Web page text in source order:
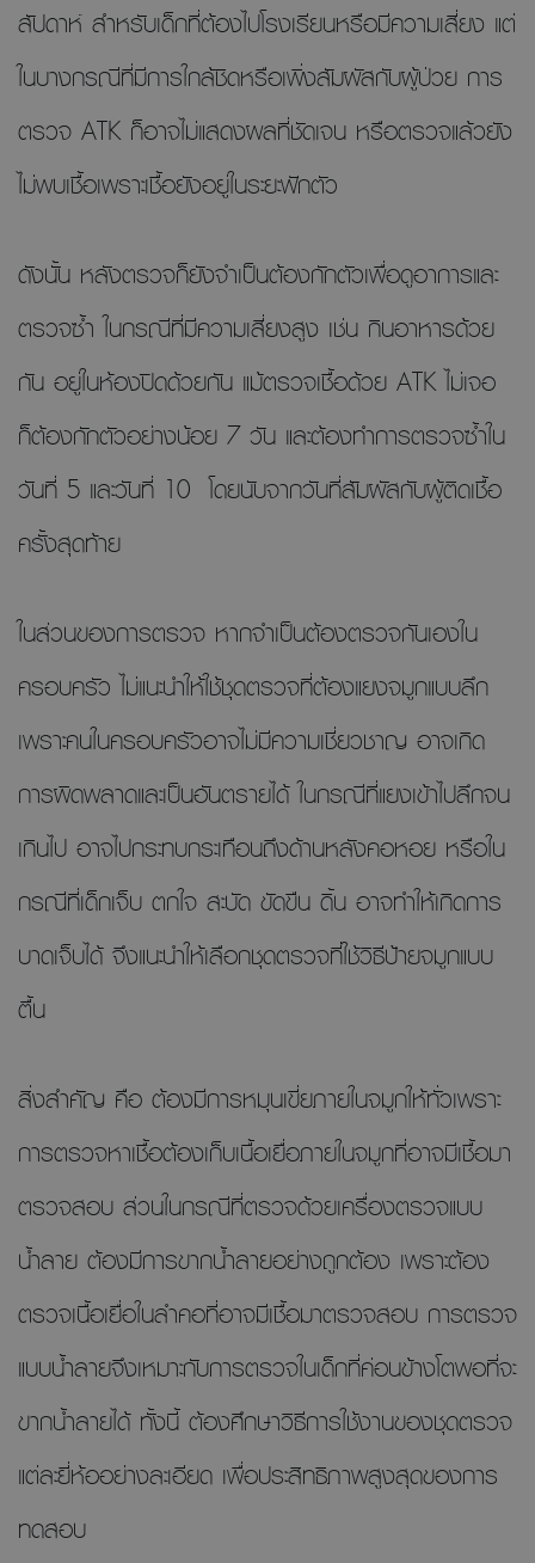
สัปดาห์ สำหรับเด็กที่ต้องไปโรงเรียนหรือมีความเสี่ยง แต่
ในบางกรณีที่มีการใกล้ชิดหรือเพิ่งสัมผัสกับผู้ป่วย การ
ตรวจ ATK ก็อาจไม่แสดงผลที่ชัดเจน หรือตรวจแล้วยัง
ไม่พบเชื้อเพราะเชื้อยังอยู่ในระยะฟักตัว
ดังนั้น หลังตรวจก็ยังจำเป็นต้องกักตัวเพื่อดูอาการและ
ตรวจซ้ำ ในกรณีที่มีความเสี่ยงสูง เช่น กินอาหารด้วย
กัน อยู่ในห้องปิดด้วยกัน แม้ตรวจเชื้อด้วย ATK ไม่เจอ
ก็ต้องกักตัวอย่างน้อย 7 วัน และต้องทำการตรวจซ้ำใน
วันที่ 5 และวันที่ 10 โดยนับจากวันที่สัมผัสกับผู้ติดเชื้อ
ครั้งสุดท้าย
ในส่วนของการตรวจ หากจำเป็นต้องตรวจกันเองใน
ครอบครัว ไม่แนะนำให้ใช้ชุดตรวจที่ต้องแยงจมูกแบบลึก
เพราะคนในครอบครัวอาจไม่มีความเชี่ยวชาญ อาจเกิด
การผิดพลาดและเป็นอันตรายได้ ในกรณีที่แยงเข้าไปลึกจน
เกินไป อาจไปกระทบกระเทือนถึงด้านหลังคอหอย หรือใน
กรณีที่เด็กเจ็บ ตกใจ สะบัด ขัดขืน ดิ้น อาจทำให้เกิดการ
บาดเจ็บได้ จึงแนะนำให้เลือกชุดตรวจที่ใช้วิธีป้ายจมูกแบบ
ตื้น
สิ่งสำคัญ คือ ต้องมีการหมุนเขี่ยภายในจมูกให้ทั่วเพราะ
การตรวจหาเชื้อต้องเก็บเนื้อเยื่อภายในจมูกที่อาจมีเชื้อมา
ตรวจสอบ ส่วนในกรณีที่ตรวจด้วยเครื่องตรวจแบบ
น้ำลาย ต้องมีการขากน้ำลายอย่างถูกต้อง เพราะต้อง
ตรวจเนื้อเยื่อในลำคอที่อาจมีเชื้อมาตรวจสอบ การตรวจ
แบบน้ำลายจึงเหมาะกับการตรวจในเด็กที่ค่อนข้างโตพอที่จะ
ขากน้ำลายได้ ทั้งนี้ ต้องศึกษาวิธีการใช้งานของชุดตรวจ
แต่ละยี่ห้ออย่างละเอียด เพื่อประสิทธิภาพสูงสุดของการ
ทดสอบ